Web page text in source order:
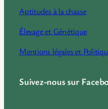
Aptitudes à la chasse
Élevage et Génétique
Mentions légales et
Suivez-nous sur